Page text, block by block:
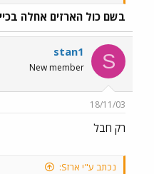
בשם כול הארזים אחלה
S
stan1
New member
18/11/03
רק חבל
נכתב ע"י ארזS: